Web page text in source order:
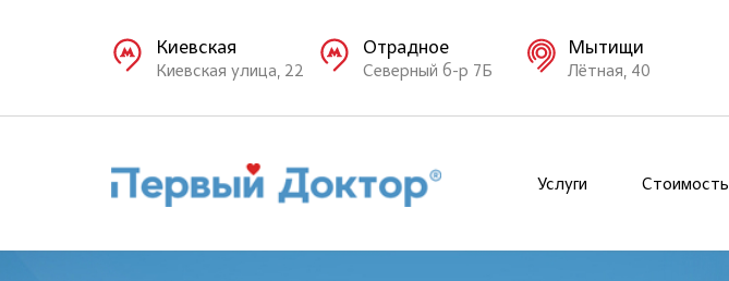
Киевская
Киевская улица, 22
Отрадное
Северный б-р 7Б
Мытищи
Лётная, 40
Услуги Стоимость